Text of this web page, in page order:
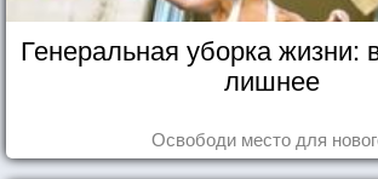
Генеральная уборка жизни:
лишнее
Освободи место для